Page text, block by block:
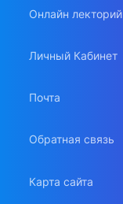
Онлайн лекторий
Личный Кабинет
Почта
Обратная связь
Карта сайта